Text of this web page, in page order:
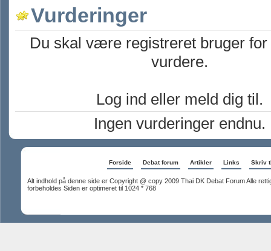
Vurderinger
Du skal være registreret bruger for
vurdere.
Log ind eller meld dig til.
Ingen vurderinger endnu.
Forside Debat forum Artikler Links Skriv
Alt indhold på denne side er Copyright @ copy 2009 Thai DK Debat Forum Alle
forbeholdes Siden er optimeret til 1024 * 768